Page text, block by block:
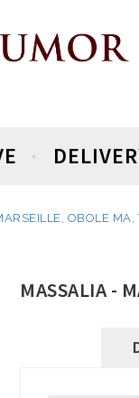
OBOLE MA,
MASSALIA -